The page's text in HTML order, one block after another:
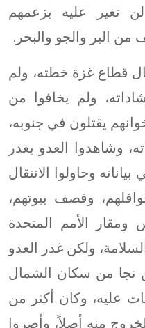
تغير عليه بزعمهم
البر والجو والبحر.
قطاع غزة خطته، ولم
ولم يخافوا من
يقتلون في جنوبه،
وشاهدوا العدو يغدر
وحاولوا الانتقال
وقصف بيوتهم،
ومقار الأمم المتحدة
ولكن غدر العدو
من سكان الشمال
عليه، وكان أكثر من
منه أصلاً، وأصروا